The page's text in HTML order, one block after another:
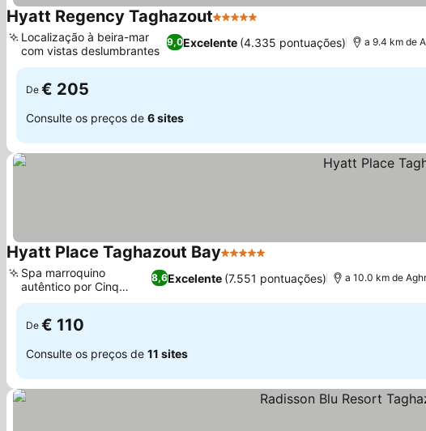
Hyatt Regency Taghazout5 Estrelas
9,0Excelente (4.335 pontuações)
Localização à beira-mar
com vistas deslumbrantes
a 9.4 km de
De € 205
Consulte os preços de 6 sites
Hyatt Place Taghazout Bay5 Estrelas
8,6Excelente (7.551 pontuações)
Spa marroquino
autêntico por Cinq
Mondes
a 10.0 km de
De € 110
Consulte os preços de 11 sites